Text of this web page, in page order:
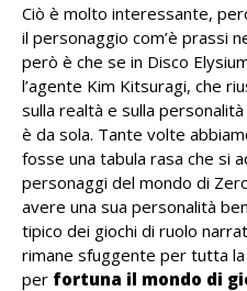
Ciò è molto interessante,
il personaggio com’è prassi
però è che se in Disco
l’agente Kim Kitsuragi, che
sulla realtà e sulla
è da sola. Tante volte
fosse una tabula rasa che si
personaggi del mondo di
avere una sua personalità
tipico dei giochi di ruolo
rimane sfuggente per tutta la
per fortuna il mondo di